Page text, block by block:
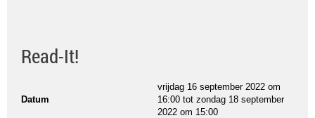
Read-It!
Datum
vrijdag 16 september 2022 om
16:00 tot zondag 18 september
2022 om 15:00